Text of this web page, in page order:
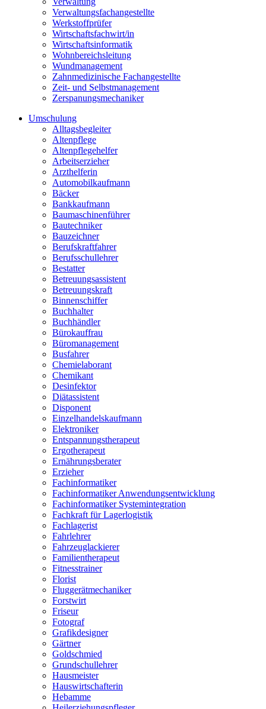
Verwaltungsfachangestellte
Werkstoffprüfer
Wirtschaftsfachwirt/in
Wirtschaftsinformatik
Wohnbereichsleitung
Wundmanagement
Zahnmedizinische Fachangestellte
Zeit- und Selbstmanagement
Zerspanungsmechaniker
Umschulung
Alltagsbegleiter
Altenpflege
Altenpflegehelfer
Arbeitserzieher
Arzthelferin
Automobilkaufmann
Bäcker
Bankkaufmann
Baumaschinenführer
Bautechniker
Bauzeichner
Berufskraftfahrer
Berufsschullehrer
Bestatter
Betreuungsassistent
Betreuungskraft
Binnenschiffer
Buchhalter
Buchhändler
Bürokauffrau
Büromanagement
Busfahrer
Chemielaborant
Chemikant
Desinfektor
Diätassistent
Disponent
Einzelhandelskaufmann
Elektroniker
Entspannungstherapeut
Ergotherapeut
Ernährungsberater
Erzieher
Fachinformatiker
Fachinformatiker Anwendungsentwicklung
Fachinformatiker Systemintegration
Fachkraft für Lagerlogistik
Fachlagerist
Fahrlehrer
Fahrzeuglackierer
Familientherapeut
Fitnesstrainer
Florist
Fluggerätmechaniker
Forstwirt
Friseur
Fotograf
Grafikdesigner
Gärtner
Goldschmied
Grundschullehrer
Hausmeister
Hauswirtschafterin
Hebamme